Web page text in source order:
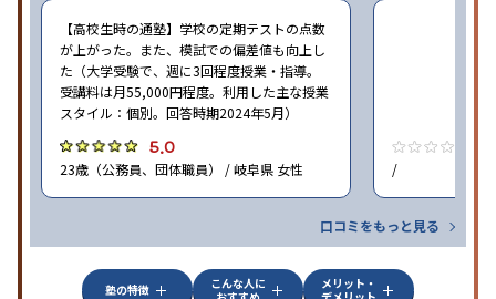
【高校生時の通塾】学校の定期テストの点数
が上がった。また、模試での偏差値も向上し
た（大学受験で、週に3回程度授業・指導。
受講料は月55,000円程度。利用した主な授業
スタイル：個別。回答時期2024年5月）
5.0
23歳（公務員、団体職員） / 岐阜県 女性 /
口コミをもっと見る
塾の特徴
こんな人に
メリット・